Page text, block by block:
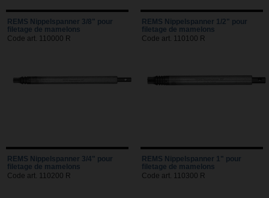
REMS Nippelspanner 3/8" pour
filetage de mamelons
Code art. 110000 R
REMS Nippelspanner 1/2" pour
filetage de mamelons
Code art. 110100 R
REMS Nippelspanner 3/4" pour
filetage de mamelons
Code art. 110200 R
REMS Nippelspanner 1" pour
filetage de mamelons
Code art. 110300 R